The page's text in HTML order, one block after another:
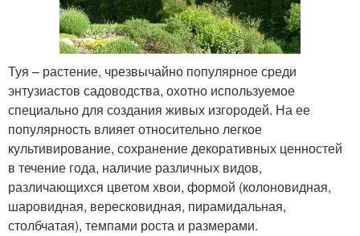
Туя – растение, чрезвычайно популярное среди
энтузиастов садоводства, охотно используемое
специально для создания живых изгородей. На ее
популярность влияет относительно легкое
культивирование, сохранение декоративных ценностей
в течение года, наличие различных видов,
различающихся цветом хвои, формой (колоновидная,
шаровидная, вересковидная, пирамидальная,
столбчатая), темпами роста и размерами.